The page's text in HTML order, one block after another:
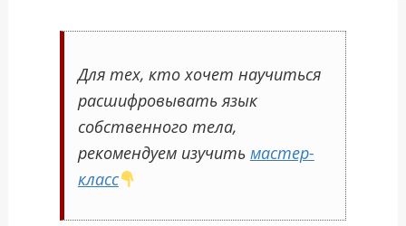
Для тех, кто хочет научиться
расшифровывать язык
собственного тела,
рекомендуем изучить мастер-
класс